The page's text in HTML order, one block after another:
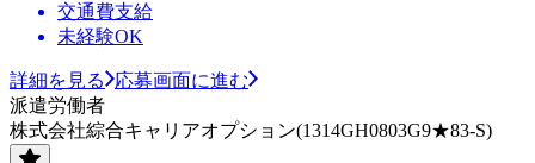
交通費支給
未経験OK
詳細を見る
応募画面に進む
派遣労働者
株式会社綜合キャリアオプション(1314GH0803G9★83-S)